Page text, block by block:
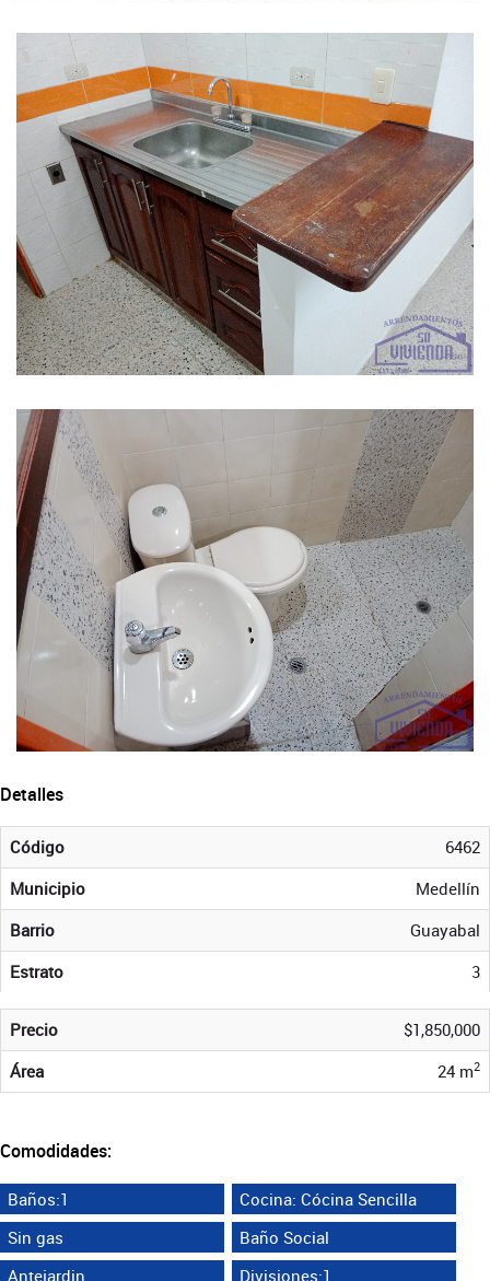
Detalles
Código
6462
Municipio
Medellín
Barrio
Guayabal
Estrato
3
Precio
$1,850,000
Área
24 m2
Comodidades:
Baños:1
Cocina: Cócina Sencilla
Sin gas
Baño Social
Antejardin
Divisiones:1